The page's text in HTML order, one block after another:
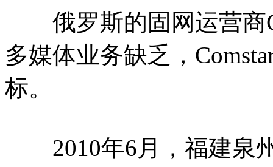
俄罗斯的固网运营商
多媒体业务缺乏，
标。
2010年6月，福建泉